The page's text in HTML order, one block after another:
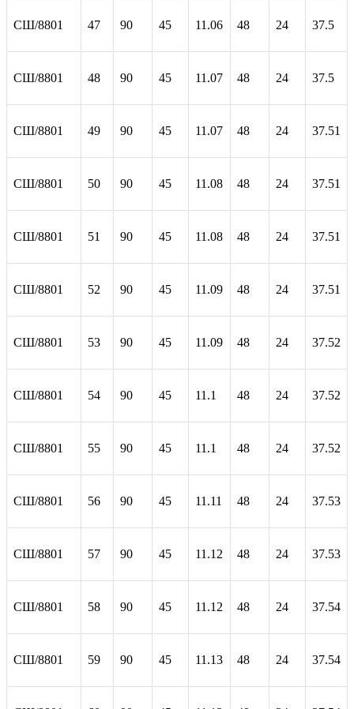
СШ/8801 47 90 45 11.06 48 24 37.5
СШ/8801 48 90 45 11.07 48 24 37.5
СШ/8801 49 90 45 11.07 48 24 37.51
СШ/8801 50 90 45 11.08 48 24 37.51
СШ/8801 51 90 45 11.08 48 24 37.51
СШ/8801 52 90 45 11.09 48 24 37.51
СШ/8801 53 90 45 11.09 48 24 37.52
СШ/8801 54 90 45 11.1 48 24 37.52
СШ/8801 55 90 45 11.1 48 24 37.52
СШ/8801 56 90 45 11.11 48 24 37.53
СШ/8801 57 90 45 11.12 48 24 37.53
СШ/8801 58 90 45 11.12 48 24 37.54
СШ/8801 59 90 45 11.13 48 24 37.54